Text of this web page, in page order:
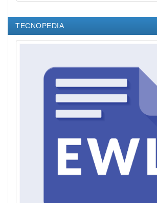
TECNOPEDIA